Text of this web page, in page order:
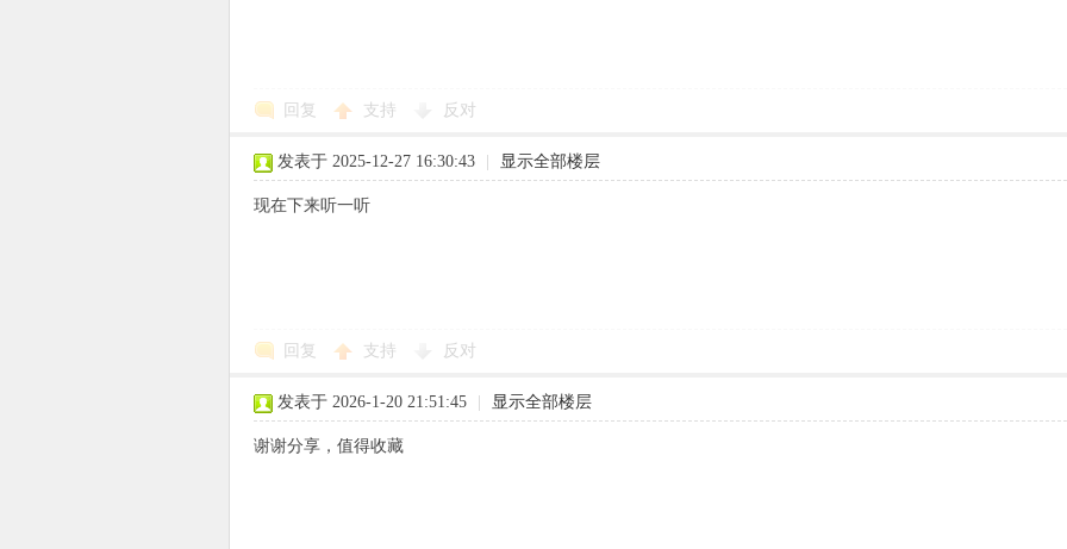
回复 支持 反对
发表于 2025-12-27 16:30:43 显示全部楼层
现在下来听一听
回复 支持 反对
发表于 2026-1-20 21:51:45 显示全部楼层
谢谢分享，值得收藏